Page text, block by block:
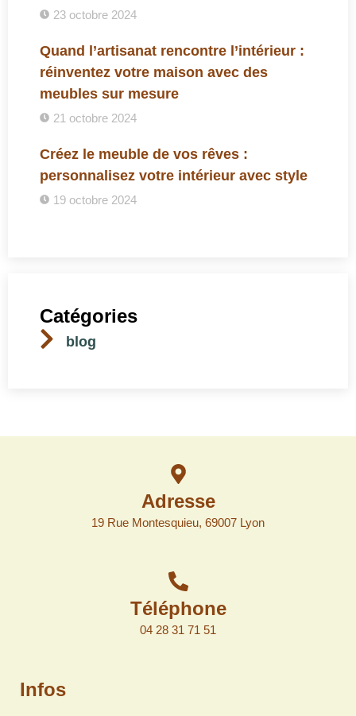
23 octobre 2024
Quand l’artisanat rencontre l’intérieur :
réinventez votre maison avec des
meubles sur mesure
21 octobre 2024
Créez le meuble de vos rêves :
personnalisez votre intérieur avec style
19 octobre 2024
Catégories
blog
Adresse
19 Rue Montesquieu, 69007 Lyon
Téléphone
04 28 31 71 51
Infos